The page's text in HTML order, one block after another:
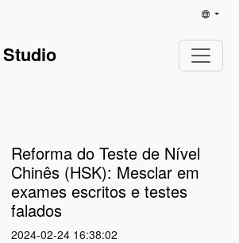
Reforma do Teste de Nível
Chinês (HSK): Mesclar em
exames escritos e testes
falados
2024-02-24 16:38:02